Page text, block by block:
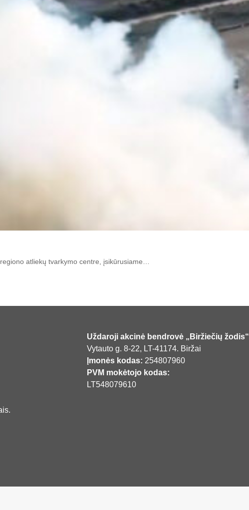
atliekų tvarkymo centre, įsikūrusiame…
Uždaroji akcinė bendrovė „Biržiečių žodis“
Vytauto g. 8-22, LT-41174. Biržai
Įmonės kodas: 254807960
PVM mokėtojo kodas:
LT548079610